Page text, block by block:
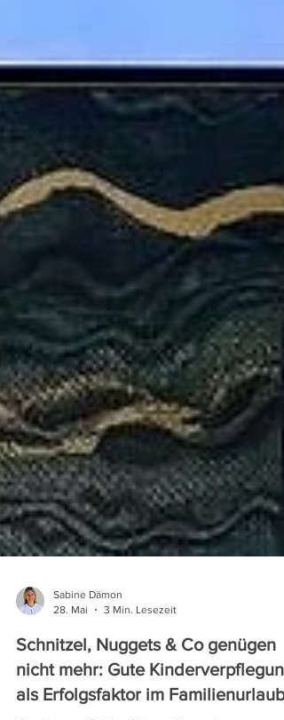
Sabine Dämon
28. Mai
3 Min. Lesezeit